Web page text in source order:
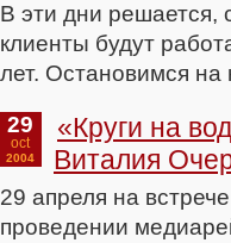
В эти дни решается,
клиенты будут
лет. Остановимся на
29
oct
2004
«Круги на
Виталия
29 апреля на
проведении